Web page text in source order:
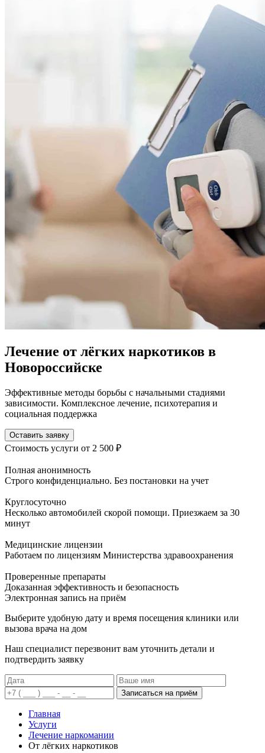
Лечение от лёгких наркотиков в
Новороссийске
Эффективные методы борьбы с начальными стадиями
зависимости. Комплексное лечение, психотерапия и
социальная поддержка
Оставить заявку
Стоимость услуги от 2 500 ₽
Полная анонимность
Строго конфиденциально. Без постановки на учет
Круглосуточно
Несколько автомобилей скорой помощи. Приезжаем за 30
минут
Медицинские лицензии
Работаем по лицензиям Министерства здравоохранения
Проверенные препараты
Доказанная эффективность и безопасность
Электронная запись на приём
Выберите удобную дату и время посещения клиники или
вызова врача на дом
Наш специалист перезвонит вам уточнить детали и
подтвердить заявку
Записаться на приём
Главная
Услуги
Лечение наркомании
От лёгких наркотиков